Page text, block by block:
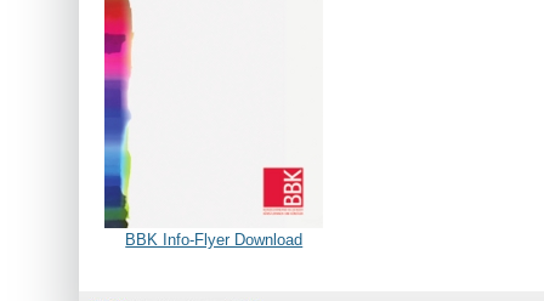
BBK Info-Flyer Download